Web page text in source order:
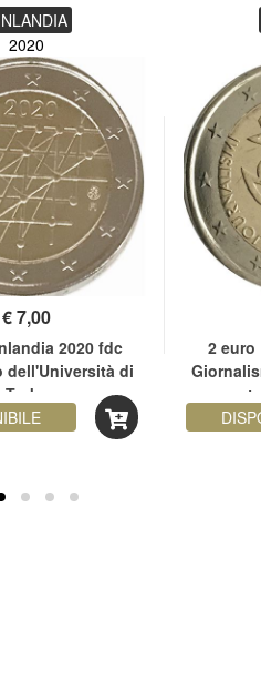
2020
€7,00
2020 fdc
dell'Università di
Turku
2 euro